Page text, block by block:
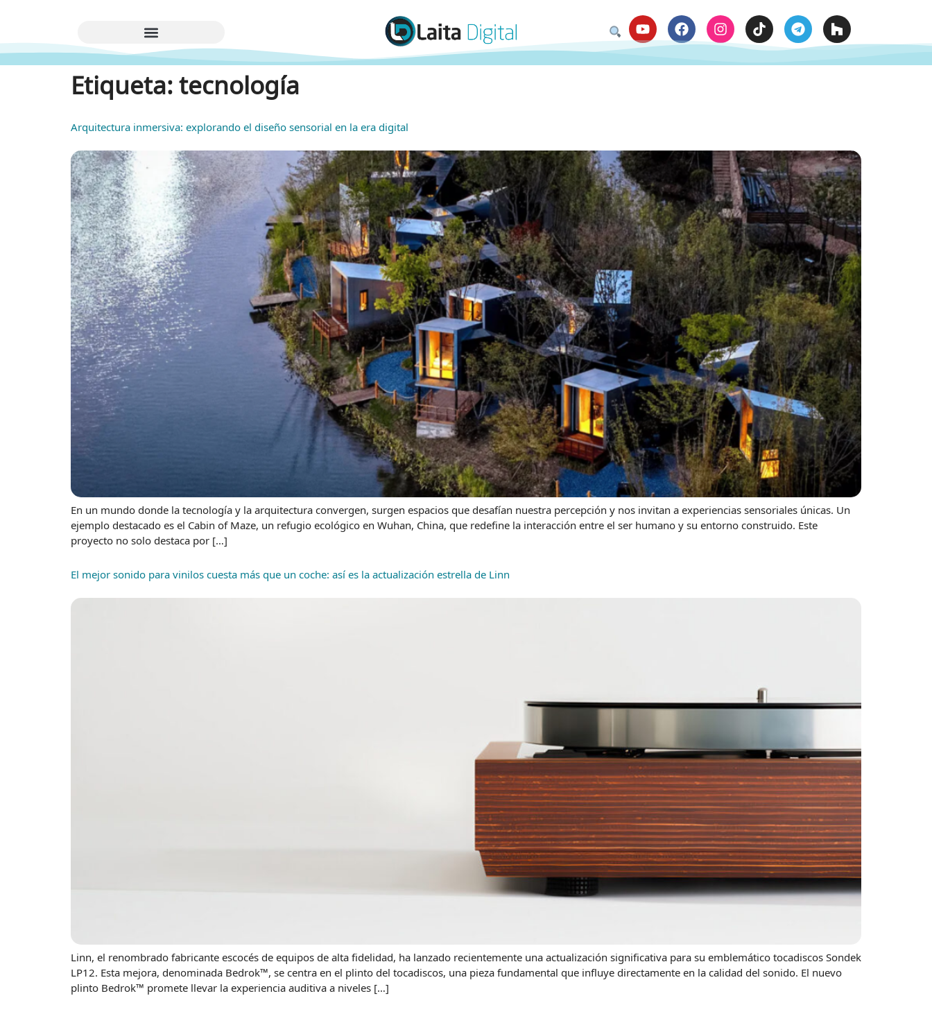
Etiqueta:tecnología
Arquitectura inmersiva: explorando el diseño sensorial en la era digital
En un mundo donde la tecnología y la arquitectura convergen, surgen espacios que desafían nuestra percepción y nos invitan a experiencias sensoriales únicas. Un
ejemplo destacado es el Cabin of Maze, un refugio ecológico en Wuhan, China, que redefine la interacción entre el ser humano y su entorno construido. Este
proyecto no solo destaca por […]
El mejor sonido para vinilos cuesta más que un coche: así es la actualización estrella de Linn
Linn, el renombrado fabricante escocés de equipos de alta fidelidad, ha lanzado recientemente una actualización significativa para su emblemático tocadiscos Sondek
LP12. Esta mejora, denominada Bedrok™, se centra en el plinto del tocadiscos, una pieza fundamental que influye directamente en la calidad del sonido. El nuevo
plinto Bedrok™ promete llevar la experiencia auditiva a niveles […]